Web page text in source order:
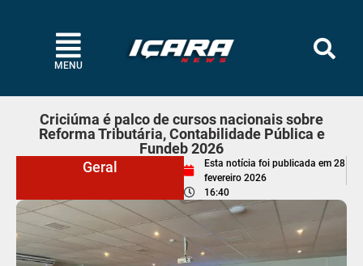
MENU
Criciúma é palco de cursos nacionais sobre
Reforma Tributária, Contabilidade Pública e
Fundeb 2026
Geral
Esta notícia foi publicada em 28
fevereiro 2026
16:40